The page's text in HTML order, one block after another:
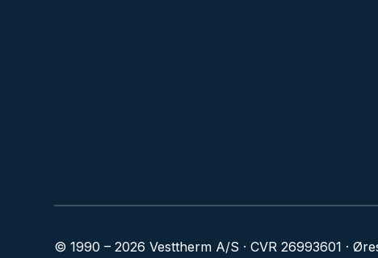
© 1990 – 2026 Vesttherm A/S · CVR 26993601 ·